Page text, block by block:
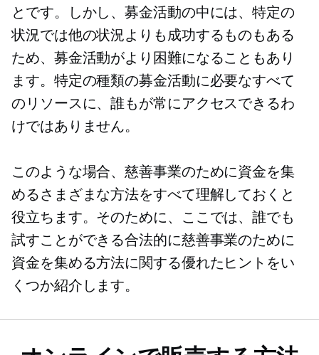
とです。しかし、募金活動の中には、特定の
状況では他の状況よりも成功するものもある
ため、募金活動がより困難になることもあり
ます。特定の種類の募金活動に必要なすべて
のリソースに、誰もが常にアクセスできるわ
けではありません。
このような場合、慈善事業のために資金を集
めるさまざまな方法をすべて理解しておくと
役立ちます。そのために、ここでは、誰でも
試すことができる合法的に慈善事業のために
資金を集める方法に関する優れたヒントをい
くつか紹介します。